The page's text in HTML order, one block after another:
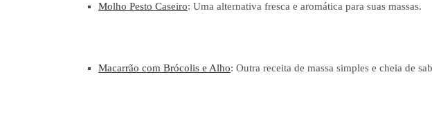
Molho Pesto Caseiro: Uma alternativa fresca e aromática para suas massas.
Macarrão com Brócolis e Alho: Outra receita de massa simples e cheia de